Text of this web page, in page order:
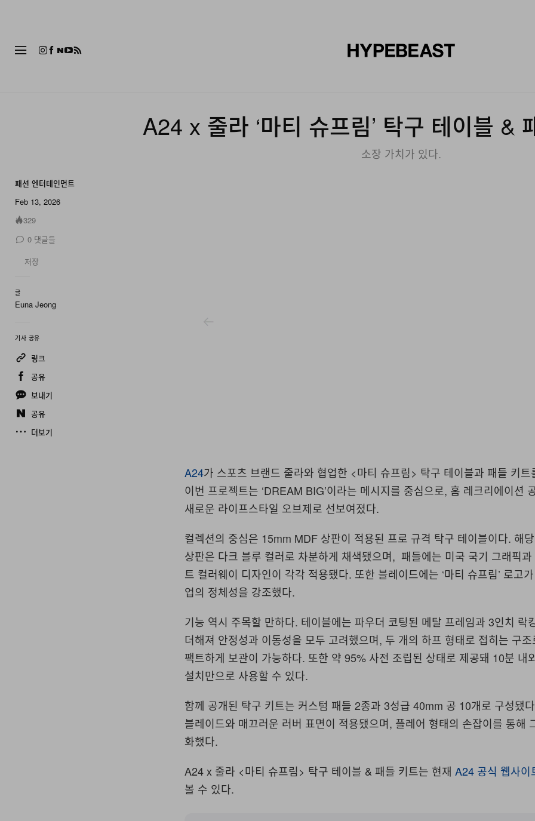
A24 x 줄라 ‘마티 슈프림’ 탁구 테이블 &
소장 가치가 있다.
패션 엔터테인먼트
Feb 13, 2026
329
0 댓글들
저장
글
Euna Jeong
기사 공유
링크
공유
보내기
공유
더보기
A24가 스포츠 브랜드 줄라와 협업한 <마티 슈프림> 탁구 테이블과 패들 키트
이번 프로젝트는 ‘DREAM BIG’이라는 메시지를 중심으로, 홈 레크리에이션
새로운 라이프스타일 오브제로 선보여졌다.
컬렉션의 중심은 15mm MDF 상판이 적용된 프로 규격 탁구 테이블이다. 해
상판은 다크 블루 컬러로 차분하게 채색됐으며, 패들에는 미국 국기 그래픽
트 컬러웨이 디자인이 각각 적용됐다. 또한 블레이드에는 ‘마티 슈프림’ 로고
업의 정체성을 강조했다.
기능 역시 주목할 만하다. 테이블에는 파우더 코팅된 메탈 프레임과 3인치 락
더해져 안정성과 이동성을 모두 고려했으며, 두 개의 하프 형태로 접히는 구
팩트하게 보관이 가능하다. 또한 약 95% 사전 조립된 상태로 제공돼 10분 내
설치만으로 사용할 수 있다.
함께 공개된 탁구 키트는 커스텀 패들 2종과 3성급 40mm 공 10개로 구성됐다
블레이드와 매끄러운 러버 표면이 적용됐으며, 플레어 형태의 손잡이를 통해
화했다.
A24 x 줄라 <마티 슈프림> 탁구 테이블 & 패들 키트는 현재 A24 공식 웹사이
볼 수 있다.